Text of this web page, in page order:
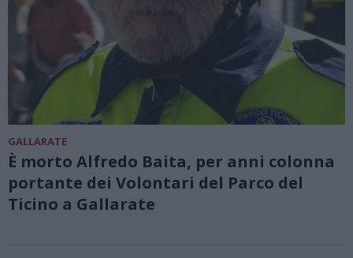
GALLARATE
È morto Alfredo Baita, per anni colonna
portante dei Volontari del Parco del
Ticino a Gallarate